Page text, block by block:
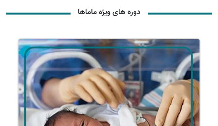
دوره های ویژه ماماها